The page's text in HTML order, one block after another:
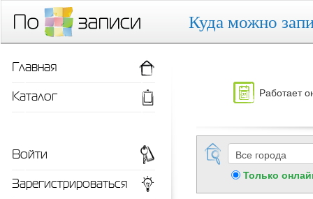
Куда можно
Работает
Только
Главная
Каталог
Войти
Зарегистрироваться